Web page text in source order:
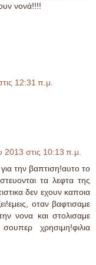
νονά!!!!
12:31 π.μ.
2013 στις 10:13 π.μ.
για την βαπτιση!αυτο το
τα λεφτα της
δεν εχουν καποια
οταν βαφτισαμε
νονα και στολισαμε
χρησιμη!φιλια